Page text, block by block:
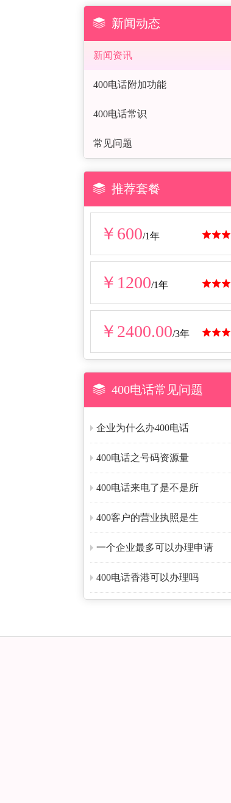
 新闻动态
新闻资讯
400电话附加功能
400电话常识
常见问题
 推荐套餐

￥600/1年

￥1200/1年

￥2400.00/3年
 400电话常见问题
企业为什么办400电话
400电话之号码资源量
400电话来电了是不是所
400客户的营业执照是生
一个企业最多可以办理申请
400电话香港可以办理吗